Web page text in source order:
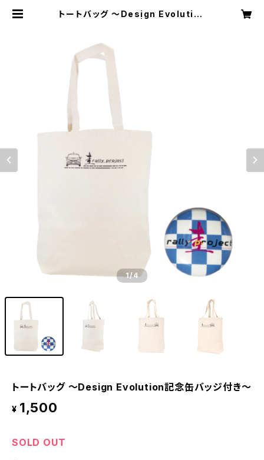
トートバッグ ～Design Evolution
1/4
トートバッグ ～Design Evolution記念缶バッジ付き～
¥ 1,500
SOLD OUT